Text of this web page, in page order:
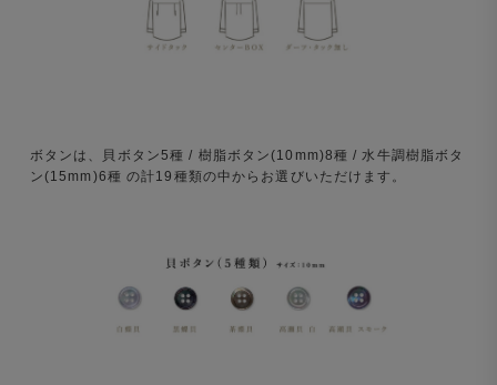
ボタンは、貝ボタン5種 / 樹脂ボタン(10mm)8種 / 水牛調樹脂ボタ
ン(15mm)6種 の計19種類の中からお選びいただけます。